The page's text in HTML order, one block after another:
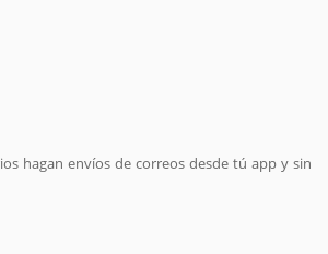
hagan envíos de correos desde tú app y sin